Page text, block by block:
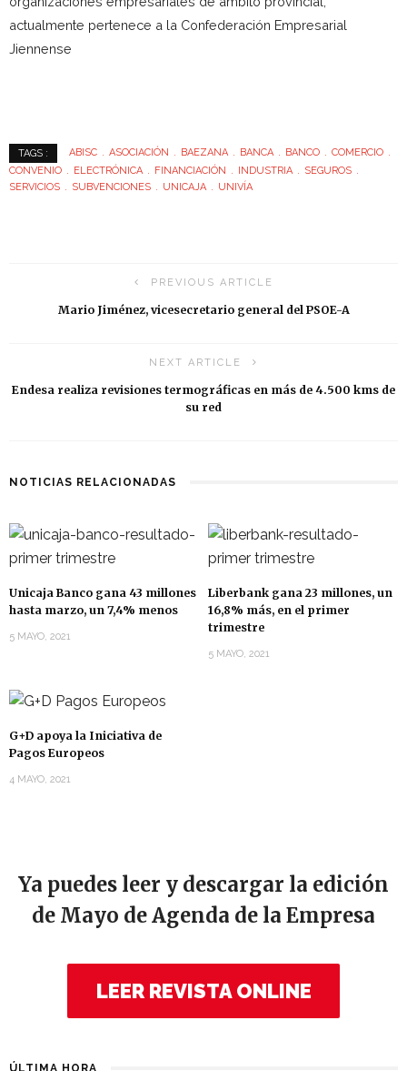
actualmente pertenece a la Confederación Empresarial
Jiennense
TAGS : ABISC ASOCIACIÓN BAEZANA BANCA BANCO
COMERCIO
CONVENIO
ELECTRÓNICA FINANCIACIÓN INDUSTRIA
SEGUROS
SERVICIOS
SUBVENCIONES UNICAJA UNIVÍA
PREVIOUS ARTICLE
Mario Jiménez, vicesecretario general del PSOE-A
NEXT ARTICLE
Endesa realiza revisiones termográficas en más de 4.500 kms de
su red
NOTICIAS RELACIONADAS
Unicaja Banco gana 43 millones
hasta marzo, un 7,4% menos
5 MAYO, 2021
Liberbank gana 23 millones, un
16,8% más, en el primer
trimestre
5 MAYO, 2021
G+D apoya la Iniciativa de
Pagos Europeos
4 MAYO, 2021
Ya puedes leer y descargar la edición
de Mayo de Agenda de la Empresa
LEER REVISTA ONLINE
ÚLTIMA HORA